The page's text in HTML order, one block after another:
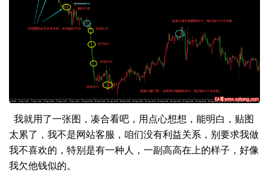
我就用了一张图，凑合看吧，用点心想想，能明白，贴图
太累了，我不是网站客服，咱们没有利益关系，别要求我做
我不喜欢的，特别是有一种人，一副高高在上的样子，好像
我欠他钱似的。